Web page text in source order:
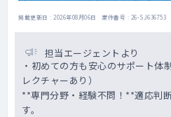
掲載更新日 : 2026年08月06日 案件番号 : 26-SJ636753
担当エージェントより
・初めての方も安心のサポート体
レクチャーあり）
**専門分野・経験不問！**適応判
す。